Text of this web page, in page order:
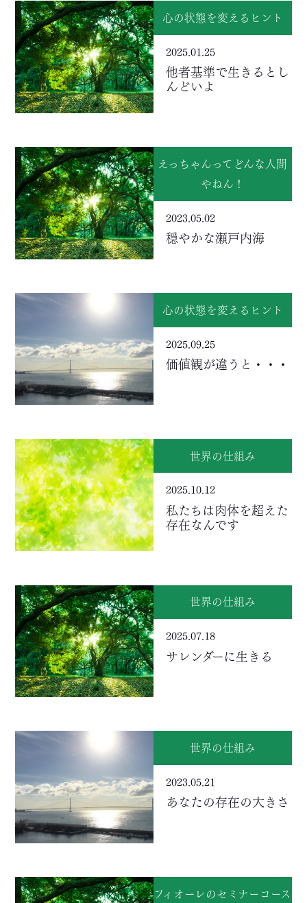
心の状態を変えるヒント
2025.01.25
他者基準で生きるとし
んどいよ
えっちゃんってどんな人間
やねん！
2023.05.02
穏やかな瀬戸内海
心の状態を変えるヒント
2025.09.25
価値観が違うと・・・
世界の仕組み
2025.10.12
私たちは肉体を超えた
存在なんです
世界の仕組み
2025.07.18
サレンダーに生きる
世界の仕組み
2023.05.21
あなたの存在の大きさ
フィオーレのセミナーコース